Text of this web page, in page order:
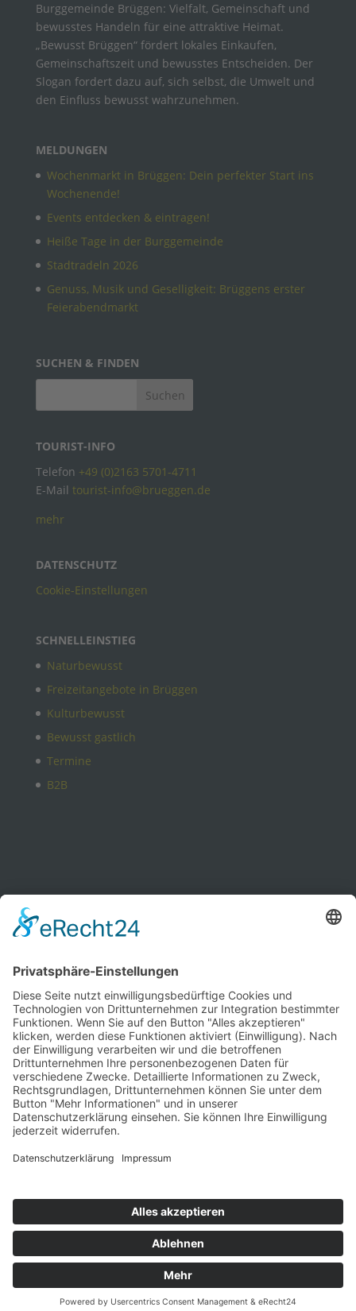
Burggemeinde Brüggen: Vielfalt, Gemeinschaft und
bewusstes Handeln für eine attraktive Heimat.
„Bewusst Brüggen“ fördert lokales Einkaufen,
Gemeinschaftszeit und bewusstes Entscheiden. Der
Slogan fordert dazu auf, sich selbst, die Umwelt und
den Einfluss bewusst wahrzunehmen.
MELDUNGEN
Wochenmarkt in Brüggen: Dein perfekter Start ins
Wochenende!
Events entdecken & eintragen!
Heiße Tage in der Burggemeinde
Stadtradeln 2026
Genuss, Musik und Geselligkeit: Brüggens erster
Feierabendmarkt
SUCHEN & FINDEN
TOURIST-INFO
Telefon +49 (0)2163 5701-4711
E-Mail tourist-info@brueggen.de
mehr
DATENSCHUTZ
Cookie-Einstellungen
SCHNELLEINSTIEG
Naturbewusst
Freizeitangebote in Brüggen
Kulturbewusst
Bewusst gastlich
Termine
B2B
Kontakt Newsletter
Copyright© 2022-2026 Bewusst Brüggen -
Gemeindeverwaltung Brüggen der Bürgermeister.
Alle Rechte vorbehalten.